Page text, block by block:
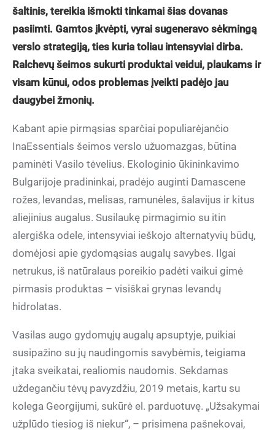
šaltinis, tereikia išmokti tinkamai šias dovanas
pasiimti. Gamtos įkvėpti, vyrai sugeneravo sėkmingą
verslo strategiją, ties kuria toliau intensyviai dirba.
Ralchevų šeimos sukurti produktai veidui, plaukams ir
visam kūnui, odos problemas įveikti padėjo jau
daugybei žmonių.
Kabant apie pirmąsias sparčiai populiarėjančio
InaEssentials šeimos verslo užuomazgas, būtina
paminėti Vasilo tėvelius. Ekologinio ūkininkavimo
Bulgarijoje pradininkai, pradėjo auginti Damascene
rožes, levandas, melisas, ramunėles, šalavijus ir kitus
aliejinius augalus. Susilaukę pirmagimio su itin
alergiška odele, intensyviai ieškojo alternatyvių būdų,
domėjosi apie gydomąsias augalų savybes. Ilgai
netrukus, iš natūralaus poreikio padėti vaikui gimė
pirmasis produktas – visiškai grynas levandų
hidrolatas.
Vasilas augo gydomųjų augalų apsuptyje, puikiai
susipažino su jų naudingomis savybėmis, teigiama
įtaka sveikatai, realiomis naudomis. Sekdamas
uždegančiu tėvų pavyzdžiu, 2019 metais, kartu su
kolega Georgijumi, sukūrė el. parduotuvę. „Užsakymai
užplūdo tiesiog iš niekur“, – prisimena pašnekovai,